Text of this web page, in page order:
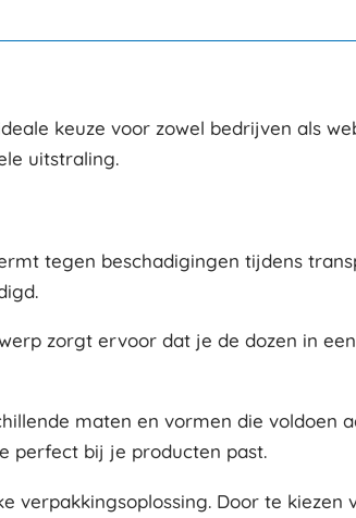
keuze voor zowel bedrijven als
uitstraling.
tegen beschadigingen tijdens
zorgt ervoor dat je de dozen in
maten en vormen die voldoen
perfect bij je producten past.
Door te kiezen